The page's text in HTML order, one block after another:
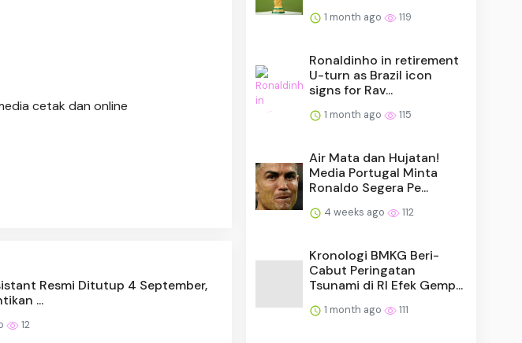
cetak dan online
Resmi Ditutup 4 September,
...
12
1 month ago 119
Ronaldinho in retirement
U-turn as Brazil icon
signs for Rav...
1 month ago 115
Air Mata dan Hujatan!
Media Portugal Minta
Ronaldo Segera Pe...
4 weeks ago 112
Kronologi BMKG Beri-
Cabut Peringatan
Tsunami di RI Efek Gemp...
1 month ago 111